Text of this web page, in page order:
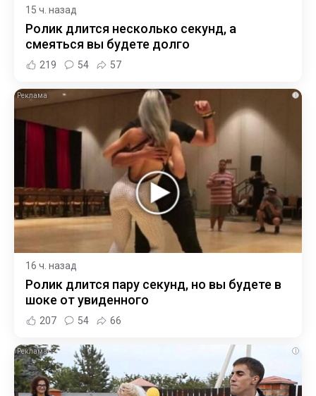
15 ч. назад
Ролик длится несколько секунд, а
смеяться вы будете долго
219 54 57
i
16 ч. назад
Ролик длится пару секунд, но вы будете в
шоке от увиденного
207 54 66
i